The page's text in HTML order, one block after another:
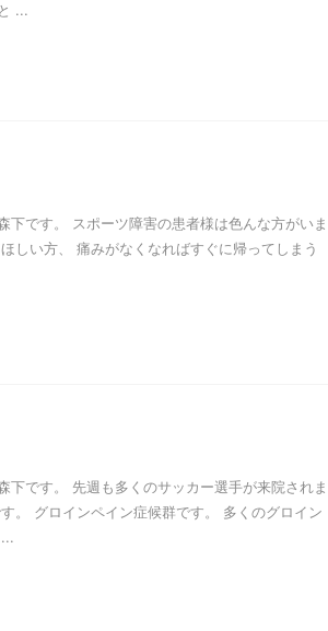
...
下です。 スポーツ障害の患者様は色んな方がいま
しい方、 痛みがなくなればすぐに帰ってしまう
下です。 先週も多くのサッカー選手が来院されま
。 グロインペイン症候群です。 多くのグロイン